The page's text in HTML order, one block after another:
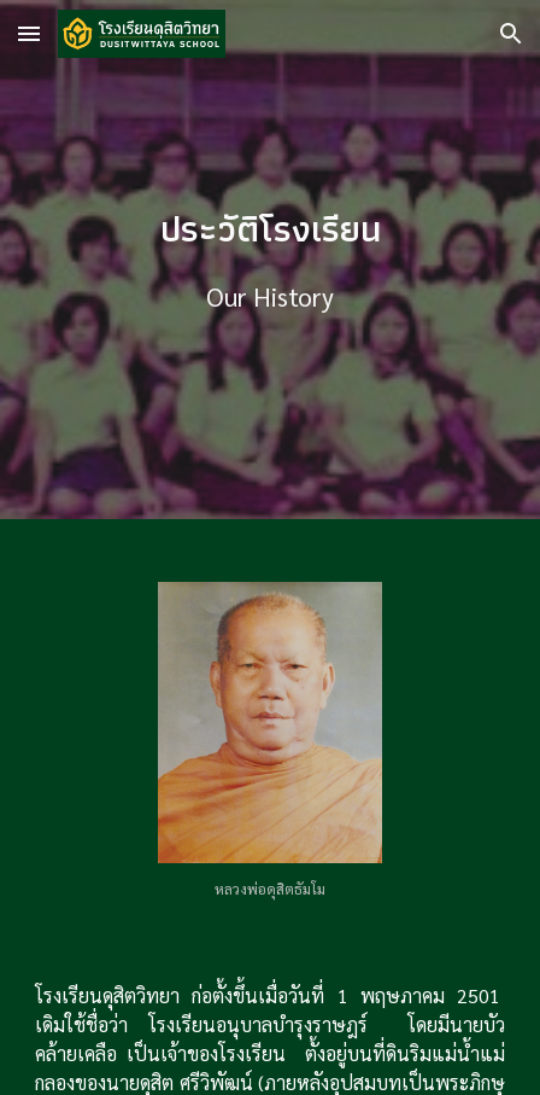
Skip to main content Skip to navigation
ประวัติโรงเรียน
Our History
หลวงพ่อดุสิตธัมโม
โรงเรียนดุสิตวิทยา ก่อตั้งขึ้นเมื่อวันที่ 1 พฤษภาคม 2501
เดิมใช้ชื่อว่า โรงเรียนอนุบาลบำรุงราษฎร์ โดยมีนายบัว
คล้ายเคลือ เป็นเจ้าของโรงเรียน ตั้งอยู่บนที่ดินริมแม่น้ำแม่
กลองของนายดุสิต ศรีวิพัฒน์ (ภายหลังอุปสมบทเป็นพระภิกษุ